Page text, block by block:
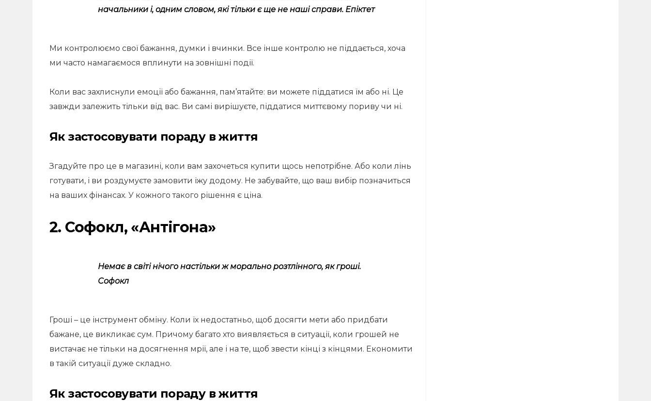
начальники і, одним словом, які тільки є ще не наші справи. Епіктет
Ми контролюємо свої бажання, думки і вчинки. Все інше контролю не піддається, хоча
ми часто намагаємося вплинути на зовнішні події.
Коли вас захлиснули емоції або бажання, пам’ятайте: ви можете піддатися їм або ні. Це
завжди залежить тільки від вас. Ви самі вирішуєте, піддатися миттєвому пориву чи ні.
Як застосовувати пораду в життя
Згадуйте про це в магазині, коли вам захочеться купити щось непотрібне. Або коли лінь
готувати, і ви роздумуєте замовити їжу додому. Не забувайте, що ваш вибір позначиться
на ваших фінансах. У кожного такого рішення є ціна.
2. Софокл, «Антігона»
Немає в світі нічого настільки ж морально розтлінного, як гроші.
Софокл
Гроші – це інструмент обміну. Коли їх недостатньо, щоб досягти мети або придбати
бажане, це викликає сум. Причому багато хто виявляється в ситуації, коли грошей не
вистачає не тільки на досягнення мрії, але і на те, щоб звести кінці з кінцями. Економити
в такій ситуації дуже складно.
Як застосовувати пораду в життя